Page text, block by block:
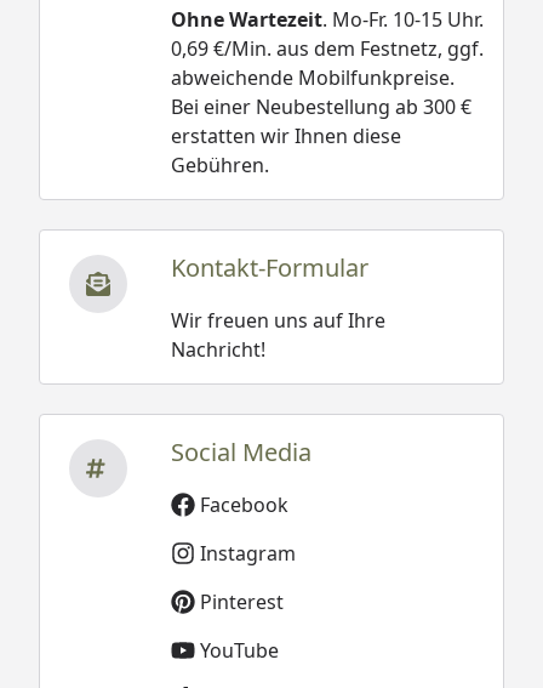
Ohne Wartezeit. Mo-Fr. 10-15 Uhr.
0,69 €/Min. aus dem Festnetz, ggf.
abweichende Mobilfunkpreise.
Bei einer Neubestellung ab 300 €
erstatten wir Ihnen diese
Gebühren.
Kontakt-Formular
Wir freuen uns auf Ihre
Nachricht!
Social Media
Facebook
Instagram
Pinterest
YouTube